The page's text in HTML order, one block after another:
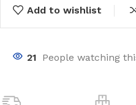
Add to wishlist
21 People watching